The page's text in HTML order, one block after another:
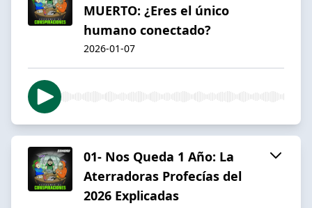
MUERTO: ¿Eres el único
humano conectado?
2026-01-07
01- Nos Queda 1 Año: La
Aterradoras Profecías del
2026 Explicadas